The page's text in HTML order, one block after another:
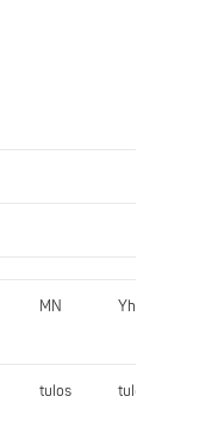
MN Yht.
tulos tulos